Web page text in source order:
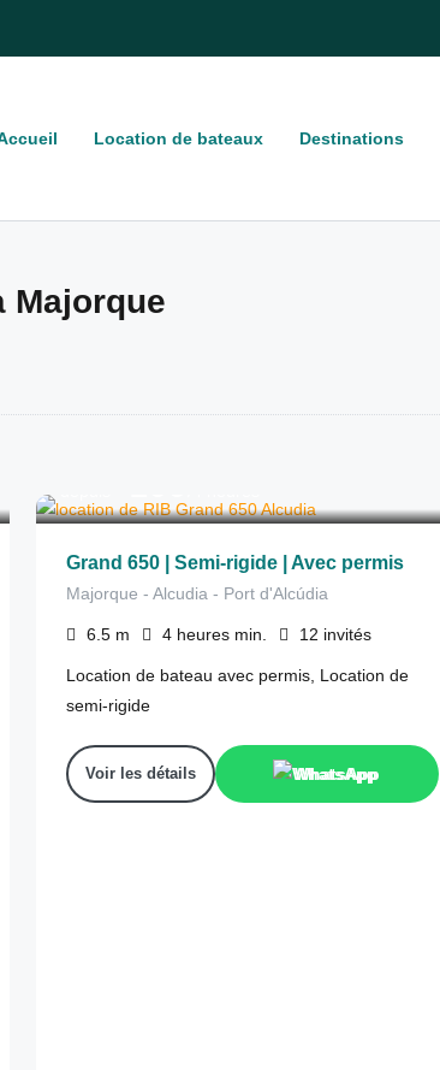
Location de bateaux Destinations
Majorque
Grand 650 | Semi-rigide | Avec permis
Majorque - Alcudia - Port d'Alcúdia
6.5 m 4 heures min. 12 invités
Location de bateau avec permis, Location de
semi-rigide
Voir les détails WhatsApp